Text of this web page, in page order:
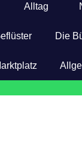
Alltag
Die